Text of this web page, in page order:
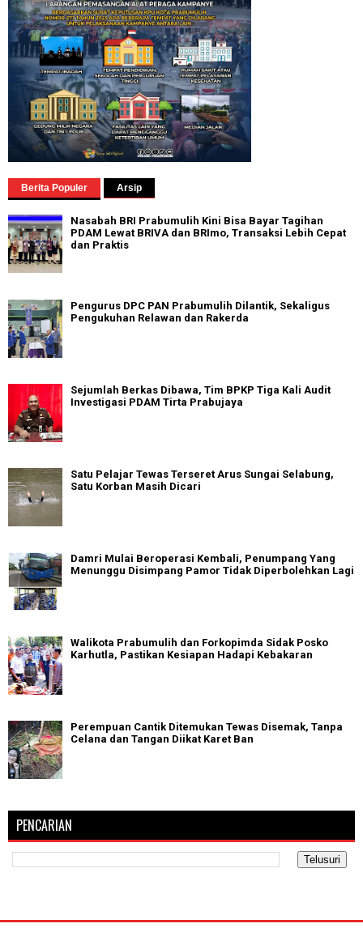
Berita Populer Arsip
Nasabah BRI Prabumulih Kini Bisa Bayar Tagihan
PDAM Lewat BRIVA dan BRImo, Transaksi Lebih Cepat
dan Praktis
Pengurus DPC PAN Prabumulih Dilantik, Sekaligus
Pengukuhan Relawan dan Rakerda
Sejumlah Berkas Dibawa, Tim BPKP Tiga Kali Audit
Investigasi PDAM Tirta Prabujaya
Satu Pelajar Tewas Terseret Arus Sungai Selabung,
Satu Korban Masih Dicari
Damri Mulai Beroperasi Kembali, Penumpang Yang
Menunggu Disimpang Pamor Tidak Diperbolehkan Lagi
Walikota Prabumulih dan Forkopimda Sidak Posko
Karhutla, Pastikan Kesiapan Hadapi Kebakaran
Perempuan Cantik Ditemukan Tewas Disemak, Tanpa
Celana dan Tangan Diikat Karet Ban
PENCARIAN